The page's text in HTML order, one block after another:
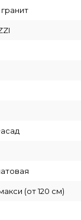
(от 120 см)